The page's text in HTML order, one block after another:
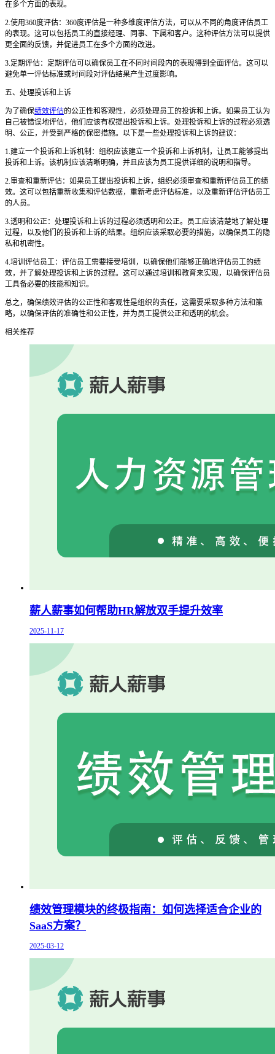
在多个方面的表现。
2.使用360度评估：360度评估是一种多维度评估方法，可以从不同的角度评估员工
的表现。这可以包括员工的直接经理、同事、下属和客户。这种评估方法可以提供
更全面的反馈，并促进员工在多个方面的改进。
3.定期评估：定期评估可以确保员工在不同时间段内的表现得到全面评估。这可以
避免单一评估标准或时间段对评估结果产生过度影响。
五、处理投诉和上诉
为了确保绩效评估的公正性和客观性，必须处理员工的投诉和上诉。如果员工认为
自己被错误地评估，他们应该有权提出投诉和上诉。处理投诉和上诉的过程必须透
明、公正，并受到严格的保密措施。以下是一些处理投诉和上诉的建议：
1.建立一个投诉和上诉机制：组织应该建立一个投诉和上诉机制，让员工能够提出
投诉和上诉。该机制应该清晰明确，并且应该为员工提供详细的说明和指导。
2.审查和重新评估：如果员工提出投诉和上诉，组织必须审查和重新评估员工的绩
效。这可以包括重新收集和评估数据，重新考虑评估标准，以及重新评估评估员工
的人员。
3.透明和公正：处理投诉和上诉的过程必须透明和公正。员工应该清楚地了解处理
过程，以及他们的投诉和上诉的结果。组织应该采取必要的措施，以确保员工的隐
私和机密性。
4.培训评估员工：评估员工需要接受培训，以确保他们能够正确地评估员工的绩
效，并了解处理投诉和上诉的过程。这可以通过培训和教育来实现，以确保评估员
工具备必要的技能和知识。
总之，确保绩效评估的公正性和客观性是组织的责任，这需要采取多种方法和策
略，以确保评估的准确性和公正性，并为员工提供公正和透明的机会。
相关推荐
薪人薪事如何帮助HR解放双手提升效率
2025-11-17
绩效管理模块的终极指南：如何选择适合企业的
SaaS方案？
2025-03-12